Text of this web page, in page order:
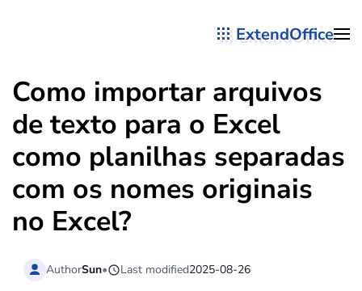
ExtendOffice
Como importar arquivos
de texto para o Excel
como planilhas separadas
com os nomes originais
no Excel?
AuthorSun• Last modified2025-08-26